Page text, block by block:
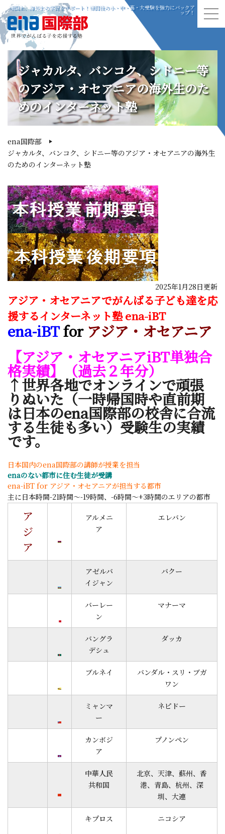
帰国生、海外生の学習をサポート！帰国後の小・中・高・大受験を強力にバックア
ップ！
ジャカルタ、バンコク、シドニー等
のアジア・オセアニアの海外生のた
めのインターネット塾
ena国際部
ジャカルタ、バンコク、シドニー等のアジア・オセアニアの海外生
のためのインターネット塾
2025年1月28日更新
アジア・オセアニアでがんばる子ども達を応
援するインターネット塾 ena-iBT
ena-iBTfor アジア・オセアニア
【アジア・オセアニアiBT単独合
格実績】（過去２年分）
↑世界各地でオンラインで頑張
りぬいた（一時帰国時や直前期
は日本のena国際部の校舎に合流
する生徒も多い）受験生の実績
です。
日本国内のena国際部の講師が授業を担当
enaのない都市に住む生徒が受講
ena-iBT for アジア・オセアニアが担当する都市
主に日本時間-21時間～-19時間、-6時間～+3時間のエリアの都市
ア
ジ
ア
アルメニ
ア
エレバン
アゼルバ
イジャン
バクー
バーレー
ン
マナーマ
バングラ
デシュ
ダッカ
ブルネイ
バンダル・スリ・ブガ
ワン
ミャンマ
ー
ネピドー
カンボジ
ア
プノンペン
中華人民
共和国
北京、天津、蘇州、香
港、青島、杭州、深
圳、大連
キプロス ニコシア